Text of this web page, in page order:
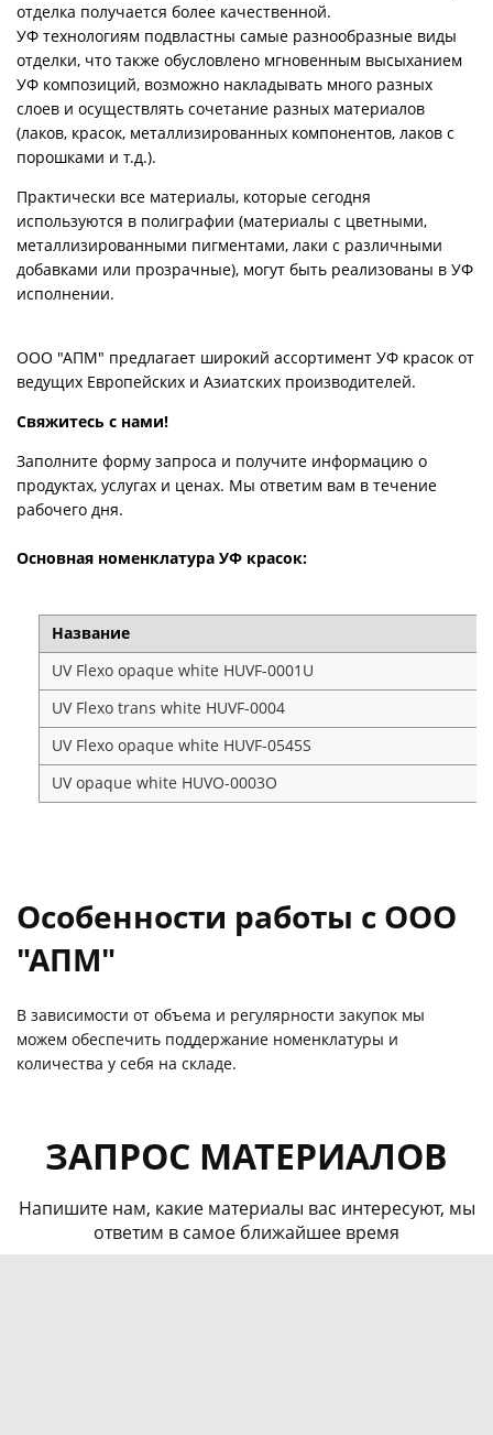
отделка получается более качественной.
УФ технологиям подвластны самые разнообразные виды
отделки, что также обусловлено мгновенным высыханием
УФ композиций, возможно накладывать много разных
слоев и осуществлять сочетание разных материалов
(лаков, красок, металлизированных компонентов, лаков с
порошками и т.д.).
Практически все материалы, которые сегодня
используются в полиграфии (материалы с цветными,
металлизированными пигментами, лаки с различными
добавками или прозрачные), могут быть реализованы в УФ
исполнении.
ООО "АПМ" предлагает широкий ассортимент УФ красок от
ведущих Европейских и Азиатских производителей.
Свяжитесь с нами!
Заполните форму запроса и получите информацию о
продуктах, услугах и ценах. Мы ответим вам в течение
рабочего дня.
Основная номенклатура УФ красок:
Название
UV Flexo opaque white HUVF-0001U
UV Flexo trans white HUVF-0004
UV Flexo оpaque white HUVF-0545S
UV opaque white HUVO-0003O
Особенности работы с ООО
"АПМ"
В зависимости от объема и регулярности закупок мы
можем обеспечить поддержание номенклатуры и
количества у себя на складе.
ЗАПРОС МАТЕРИАЛОВ
Напишите нам, какие материалы вас интересуют, мы
ответим в самое ближайшее время